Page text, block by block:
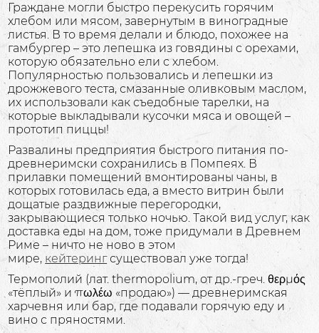
Граждане могли быстро перекусить горячим
хлебом или мясом, завернутым в виноградные
листья. В то время делали и блюдо, похожее на
гамбургер – это лепешка из говядины с орехами,
которую обязательно ели с хлебом.
Популярностью пользовались и лепешки из
дрожжевого теста, смазанные оливковым маслом,
их использовали как съедобные тарелки, на
которые выкладывали кусочки мяса и овощей –
прототип пиццы!
Развалины предприятия быстрого питания по-
древнеримски сохранились в Помпеях. В
прилавки помещений вмонтированы чаны, в
которых готовилась еда, а вместо витрин были
дощатые раздвижные перегородки,
закрывающиеся только ночью. Такой вид услуг, как
доставка еды на дом, тоже придумали в Древнем
Риме – ничто не ново в этом
мире, кейтерингсуществовал уже тогда!
Термополий (лат. thermopolium, от др.-греч. θερμός
«тёплый» и πωλέω «продаю») — древнеримская
харчевня или бар, где подавали горячую еду и
вино с пряностями.